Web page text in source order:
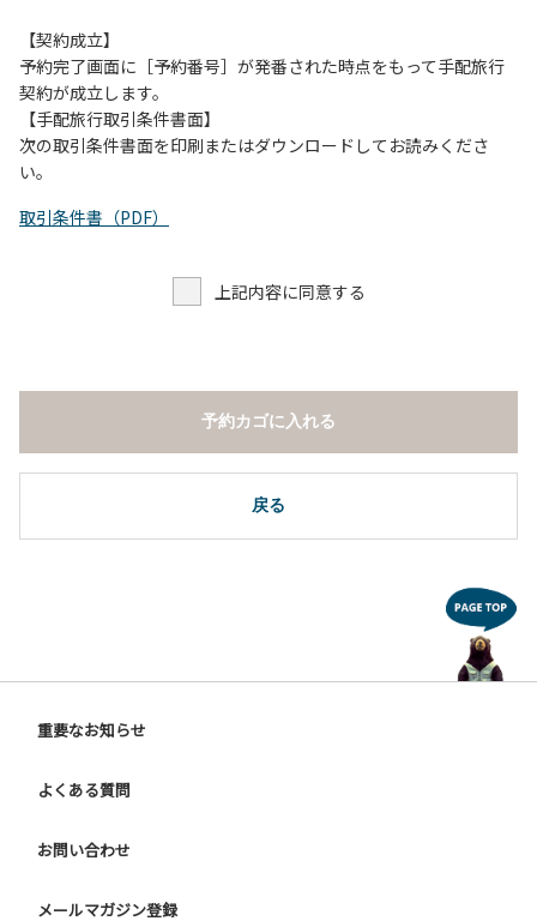
願いします。
・トイレは各客室のトイレをご利用ください。
※緊急時以外の食堂のトイレの使用は禁止とさせていただき
ます。
【契約成立】
予約完了画面に［予約番号］が発番された時点をもって手配旅行
契約が成立します。
【手配旅行取引条件書面】
次の取引条件書面を印刷またはダウンロードしてお読みくださ
い。
取引条件書（PDF）
上記内容に同意する
戻る
予約カゴに入れる
重要なお知らせ
よくある質問
お問い合わせ
メールマガジン登録